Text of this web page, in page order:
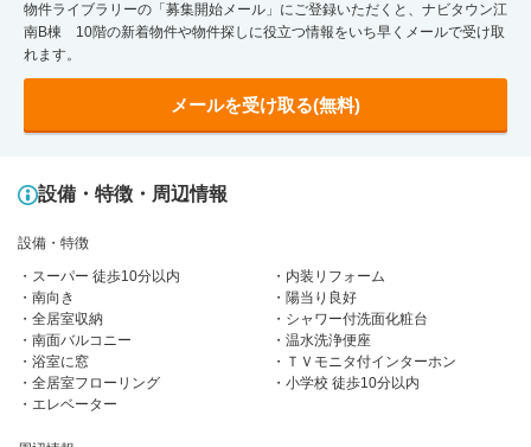
物件ライブラリーの「募集開始メール」にご登録いただくと、ナビタウン江
南B棟 10階の新着物件や物件探しに役立つ情報をいち早くメールで受け取
れます。
メールを受け取る(無料)
設備・特徴・周辺情報
設備・特徴
スーパー 徒歩10分以内
内装リフォーム
南向き
陽当り良好
全居室収納
シャワー付洗面化粧台
南面バルコニー
温水洗浄便座
浴室に窓
ＴＶモニタ付インターホン
全居室フローリング
小学校 徒歩10分以内
エレベーター